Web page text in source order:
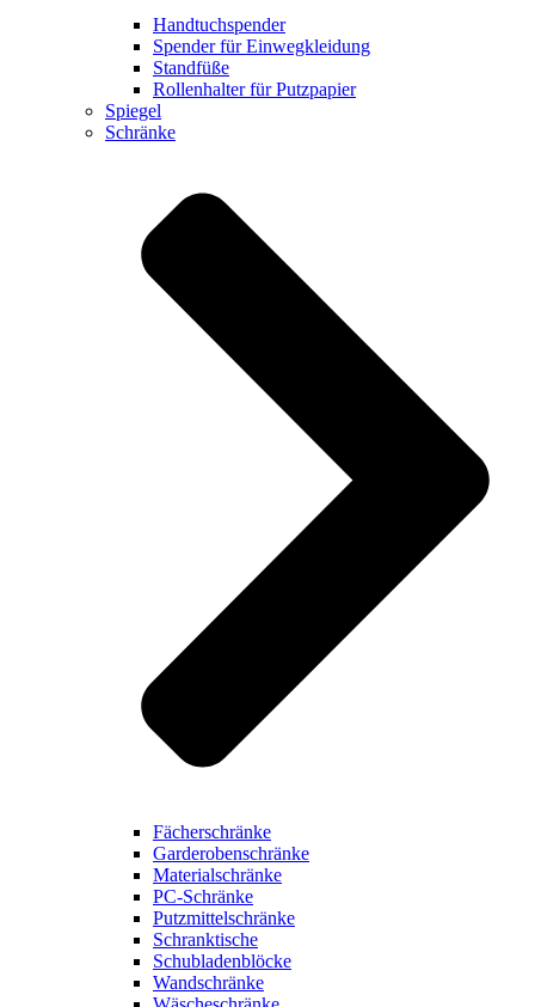
Handtuchspender
Spender für Einwegkleidung
Standfüße
Rollenhalter für Putzpapier
Spiegel
Schränke
Fächerschränke
Garderobenschränke
Materialschränke
PC-Schränke
Putzmittelschränke
Schranktische
Schubladenblöcke
Wandschränke